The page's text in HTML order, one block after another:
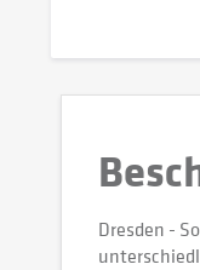
Dresden -